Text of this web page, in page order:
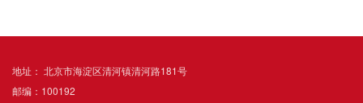
地址： 北京市海淀区清河镇清河路181号
邮编：100192